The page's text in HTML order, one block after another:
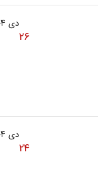
دی ۱۴۰۴
۲۶
دی ۱۴۰۴
۲۴